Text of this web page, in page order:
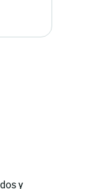
y